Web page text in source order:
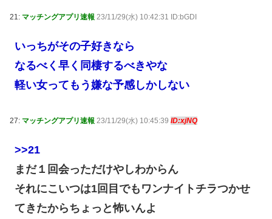
21: マッチングアプリ速報 23/11/29(水) 10:42:31 ID:bGDI
いっちがその子好きなら
なるべく早く同棲するべきやな
軽い女ってもう嫌な予感しかしない
27: マッチングアプリ速報 23/11/29(水) 10:45:39 ID:xjNQ
>>21
まだ１回会っただけやしわからん
それにこいつは1回目でもワンナイトチラつかせ
てきたからちょっと怖いんよ